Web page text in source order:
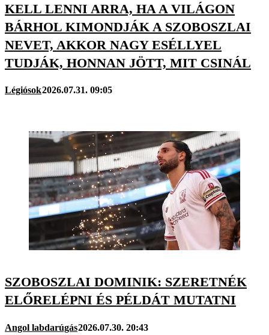
KELL LENNI ARRA, HA A VILÁGON
BÁRHOL KIMONDJÁK A SZOBOSZLAI
NEVET, AKKOR NAGY ESÉLLYEL
TUDJÁK, HONNAN JÖTT, MIT CSINÁL
Légiósok2026.07.31. 09:05
SZOBOSZLAI DOMINIK: SZERETNÉK
ELŐRELÉPNI ÉS PÉLDÁT MUTATNI
Angol labdarúgás2026.07.30. 20:43